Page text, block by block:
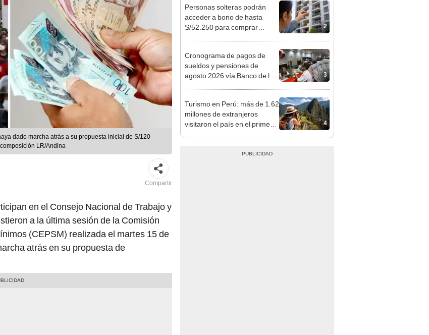
dado marcha atrás a su propuesta inicial de S/120
LR/Andina
Compartir
en el Consejo Nacional de Trabajo y
a la última sesión de la Comisión
(CEPSM) realizada el martes 15 de
atrás en su propuesta de
2
Personas solteras podrán
acceder a bono de hasta
S/52.250 para comprar
3
Cronograma de pagos de
sueldos y pensiones de
agosto 2026 vía Banco de la
4
Turismo en Perú: más de 1.62
millones de extranjeros
visitaron el país en el primer